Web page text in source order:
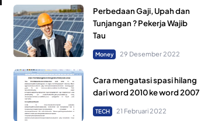
Perbedaan Gaji, Upah dan
Tunjangan ? Pekerja Wajib
Tau
Money 29 Desember 2022
Cara mengatasi spasi hilang
dari word 2010 ke word 2007
TECH 21 Februari 2022